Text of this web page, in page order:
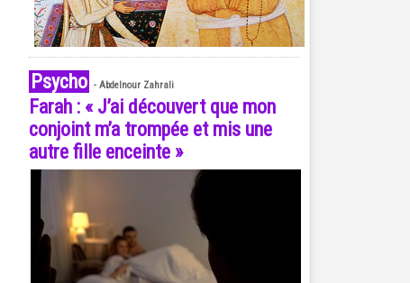
Psycho - Abdelnour Zahrali
Farah : « J’ai découvert que mon
conjoint m’a trompée et mis une
autre fille enceinte »